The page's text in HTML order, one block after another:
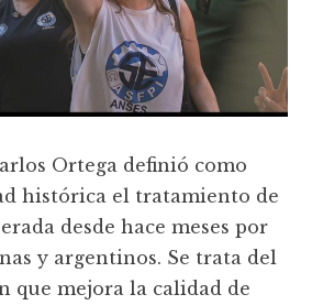
Ortega definió como
histórica el tratamiento de
desde hace meses por
y argentinos. Se trata del
que mejora la calidad de